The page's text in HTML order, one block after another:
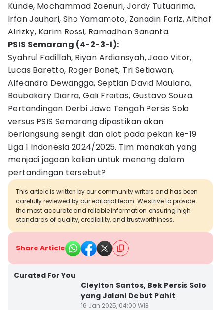
Kunde, Mochammad Zaenuri, Jordy Tutuarima,
Irfan Jauhari, Sho Yamamoto, Zanadin Fariz, Althaf
Alrizky, Karim Rossi, Ramadhan Sananta.
PSIS Semarang (4-2-3-1):
Syahrul Fadillah, Riyan Ardiansyah, Joao Vitor,
Lucas Baretto, Roger Bonet, Tri Setiawan,
Alfeandra Dewangga, Septian David Maulana,
Boubakary Diarra, Gali Freitas, Gustavo Souza.
Pertandingan Derbi Jawa Tengah Persis Solo
versus PSIS Semarang dipastikan akan
berlangsung sengit dan alot pada pekan ke-19
Liga 1 Indonesia 2024/2025. Tim manakah yang
menjadi jagoan kalian untuk menang dalam
pertandingan tersebut?
This article is written by our community writers and has been
carefully reviewed by our editorial team. We strive to provide
the most accurate and reliable information, ensuring high
standards of quality, credibility, and trustworthiness.
Share Article
Curated For You
Cleylton Santos, Bek Persis Solo
yang Jalani Debut Pahit
16 Jan 2025, 04:00 WIB